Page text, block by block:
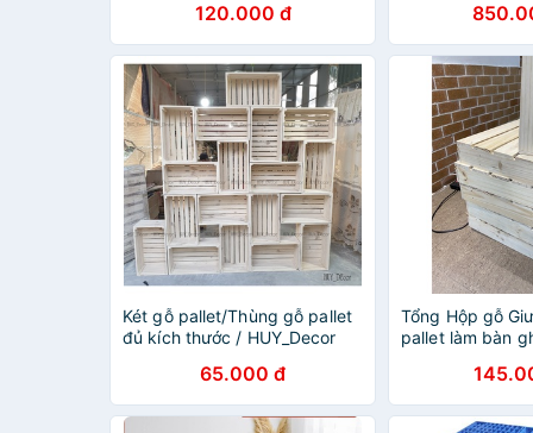
120.000 đ
Két gỗ pallet/Thùng gỗ pallet
đủ kích thước / HUY_Decor
65.000 đ
Tổng Hộp gỗ
pallet làm bàn
sơn chống mốc